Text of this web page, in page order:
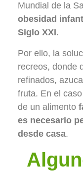
Mundial de la
obesidad
Siglo XXI.
Por ello, la
recreos, donde
refinados,
fruta. En el
de un alimento
es necesario
desde casa.